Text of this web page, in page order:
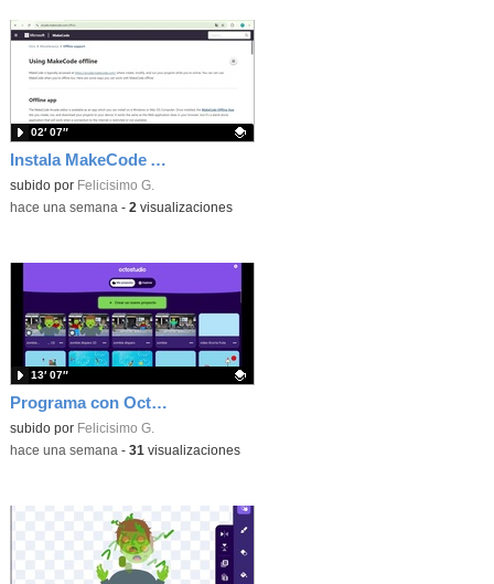
Instala MakeCode Arcade offline para programar grandes juegos sin necesidad de Internet
Contenido educativo.
subido por Felicisimo G.
02′ 07″
-hace una semana - 2 visualizaciones
Programa con OctoStudio, un juego de disparos contra Zombies con un cargador basado en el House of the dead
Contenido educativo.
subido por Felicisimo G.
13′ 07″
-hace una semana - 31 visualizaciones